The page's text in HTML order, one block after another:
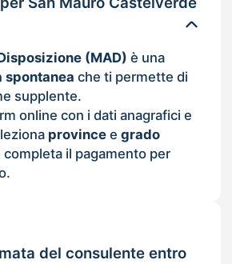
(MAD) è una
spontanea che ti permette di
supplente.
online con i dati anagrafici e
provincee grado
il pagamento per
del consulente entro